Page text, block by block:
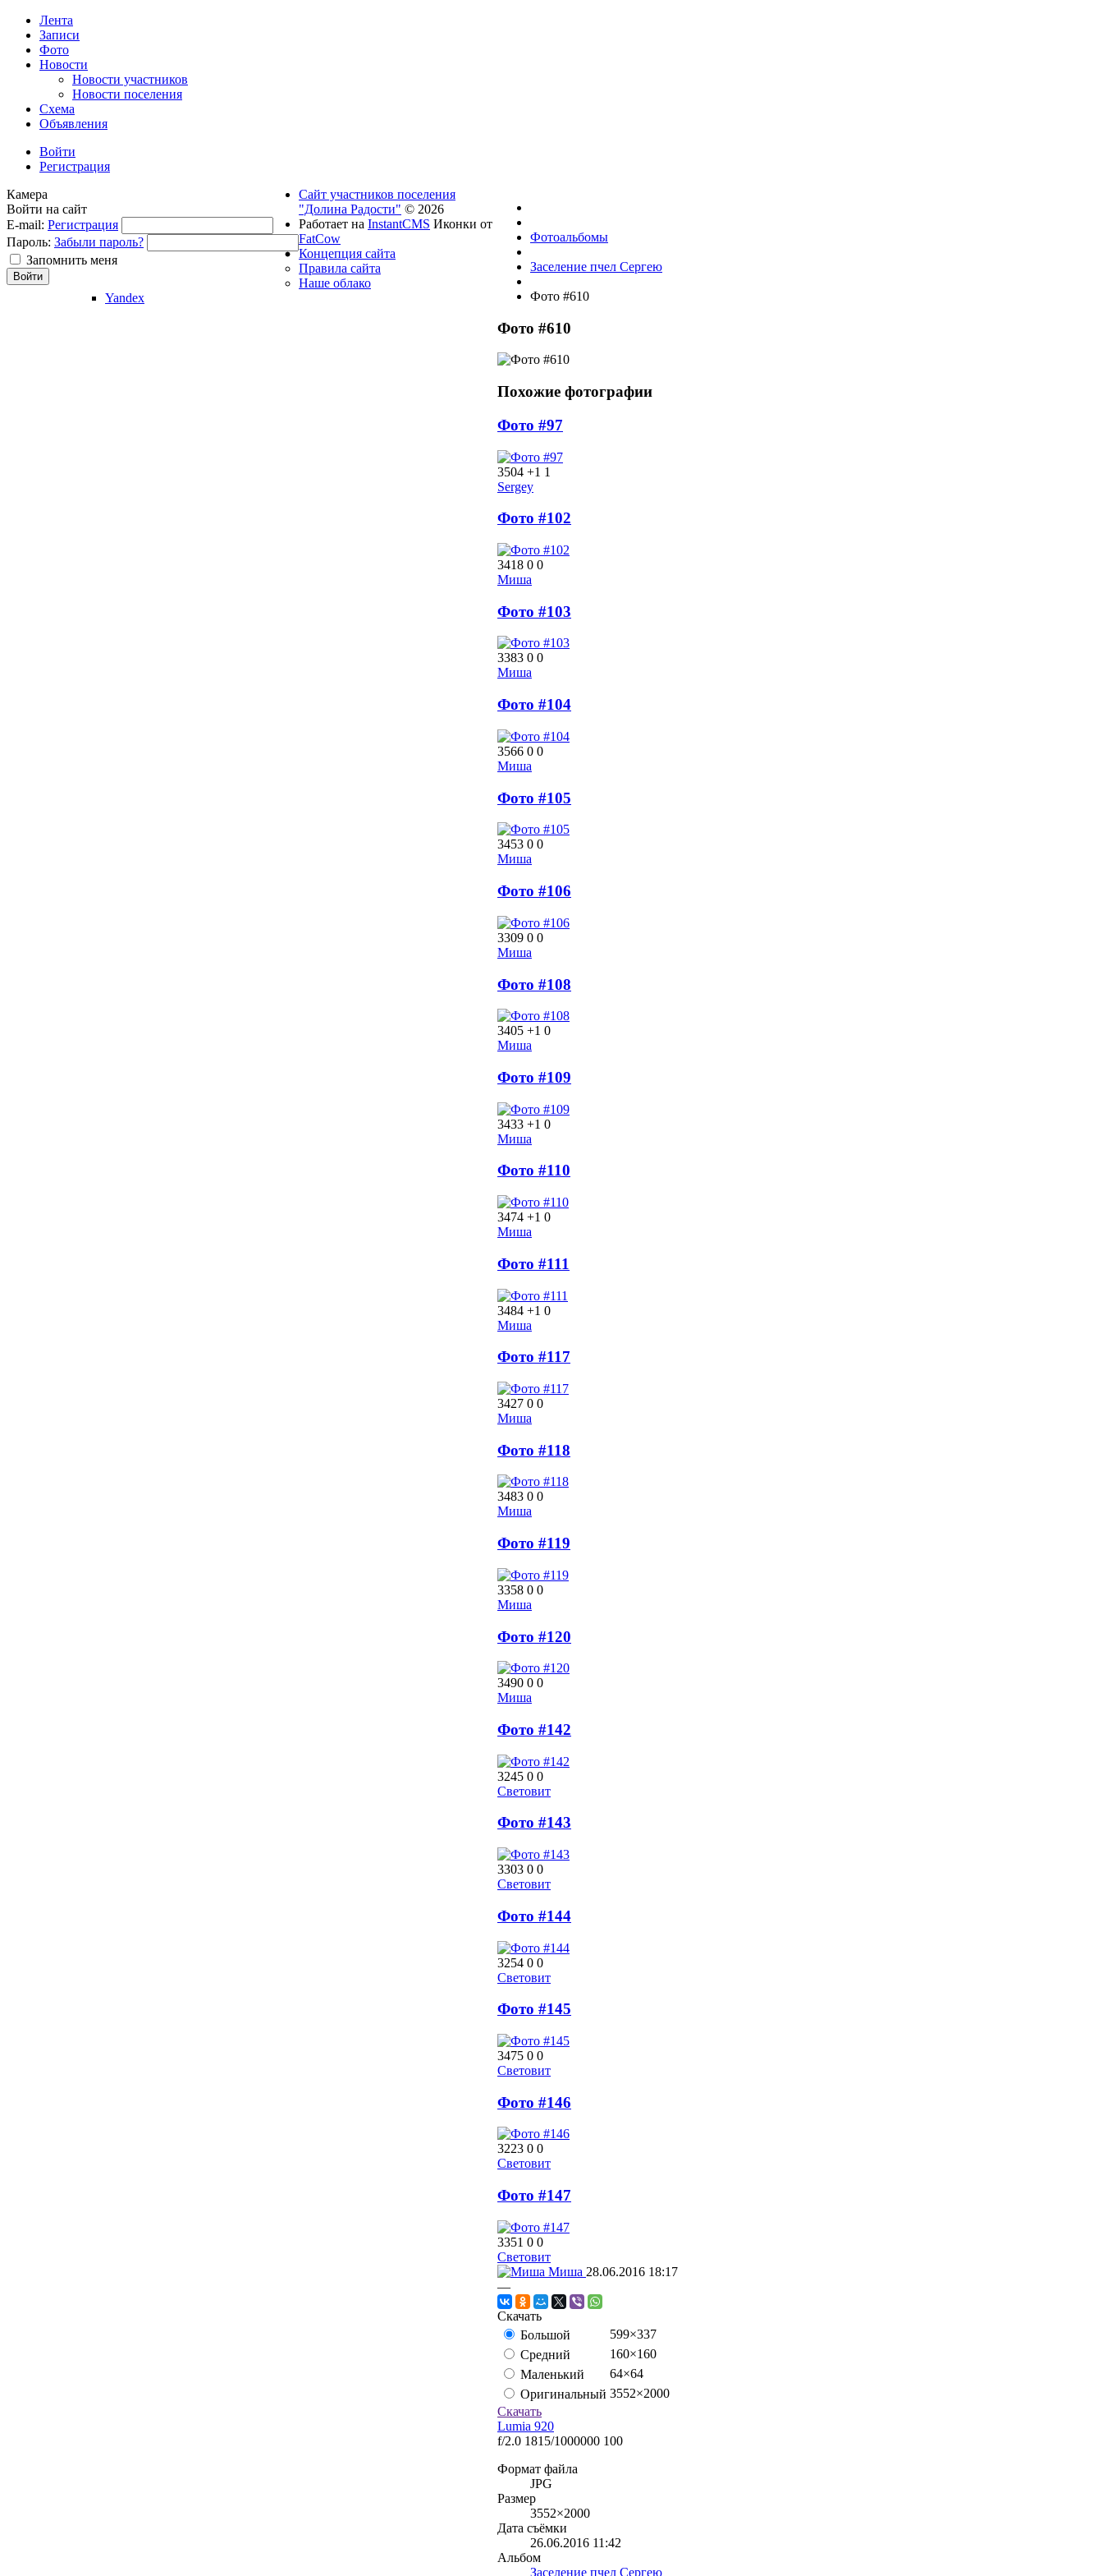
Лента
Записи
Фото
Новости
Новости участников
Новости поселения
Схема
Объявления
Войти
Регистрация
Фотоальбомы
Заселение пчел Сергею
Фото #610
Фото #610
Похожие фотографии
Фото #97
3504 +1 1
Sergey
Фото #102
3418 0 0
Миша
Фото #103
3383 0 0
Миша
Фото #104
3566 0 0
Миша
Фото #105
3453 0 0
Миша
Фото #106
3309 0 0
Миша
Фото #108
3405 +1 0
Миша
Фото #109
3433 +1 0
Миша
Фото #110
3474 +1 0
Миша
Фото #111
3484 +1 0
Миша
Фото #117
3427 0 0
Миша
Фото #118
3483 0 0
Миша
Фото #119
3358 0 0
Миша
Фото #120
3490 0 0
Миша
Фото #142
3245 0 0
Световит
Фото #143
3303 0 0
Световит
Фото #144
3254 0 0
Световит
Фото #145
3475 0 0
Световит
Фото #146
3223 0 0
Световит
Фото #147
3351 0 0
Световит
Миша 28.06.2016 18:17
—
Скачать
Большой
599×337
Средний
160×160
Маленький
64×64
Оригинальный 3552×2000
Скачать
Lumia 920
f/2.0 1815/1000000 100
Формат файла
JPG
Размер
3552×2000
Дата съёмки
26.06.2016 11:42
Альбом
Заселение пчел Сергею
Камера
Войти на сайт
E-mail: Регистрация
Пароль: Забыли пароль?
Запомнить меня
Сайт участников поселения
"Долина Радости" © 2026
Работает на InstantCMS Иконки от
FatCow
Концепция сайта
Правила сайта
Наше облако
Yandex